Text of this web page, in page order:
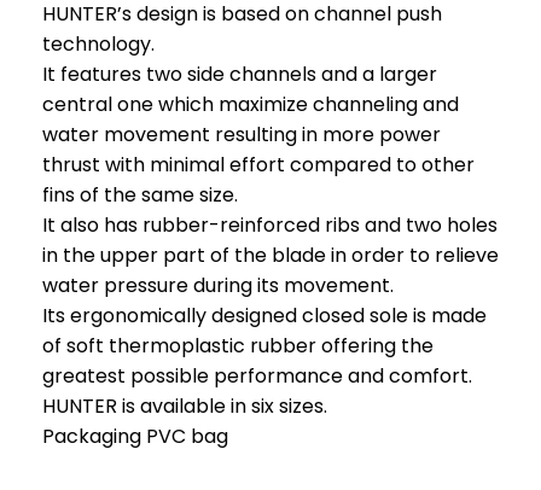
HUNTER’s design is based on channel push
technology.
It features two side channels and a larger
central one which maximize channeling and
water movement resulting in more power
thrust with minimal effort compared to other
fins of the same size.
It also has rubber-reinforced ribs and two holes
in the upper part of the blade in order to relieve
water pressure during its movement.
Its ergonomically designed closed sole is made
of soft thermoplastic rubber offering the
greatest possible performance and comfort.
HUNTER is available in six sizes.
Packaging PVC bag